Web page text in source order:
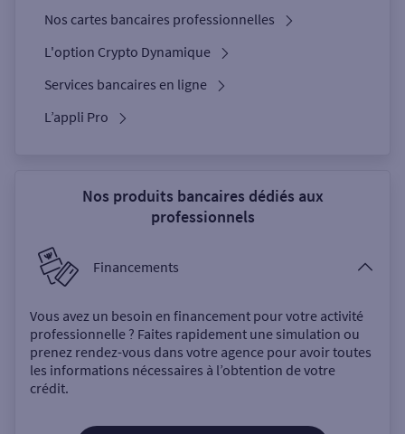
Nos cartes bancaires professionnelles
L'option Crypto Dynamique
Services bancaires en ligne
L’appli Pro
Nos produits bancaires dédiés aux
professionnels
Financements
Vous avez un besoin en financement pour votre activité
professionnelle ? Faites rapidement une simulation ou
prenez rendez-vous dans votre agence pour avoir toutes
les informations nécessaires à l’obtention de votre
crédit.